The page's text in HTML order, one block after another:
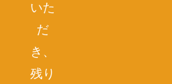
いた
だ
き、
残り